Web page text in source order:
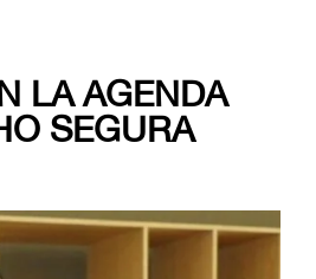
LA AGENDA
SEGURA